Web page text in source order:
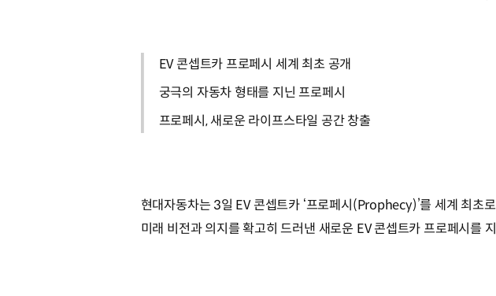
EV 콘셉트카 프로페시 세계 최초 공개
궁극의 자동차 형태를 지닌 프로페시
프로페시, 새로운 라이프스타일 공간 창출
현대자동차는 3일 EV 콘셉트카 ‘프로페시(Prophecy)’를 세계 최
미래 비전과 의지를 확고히 드러낸 새로운 EV 콘셉트카 프로페시를